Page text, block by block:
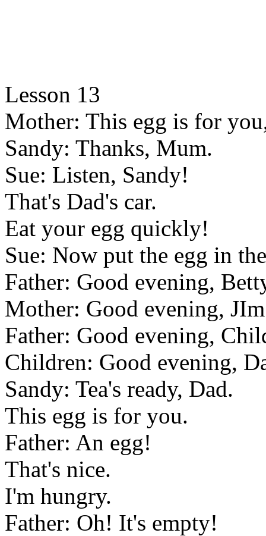
Lesson 13
Mother: This egg is for
Sandy: Thanks, Mum.
Sue: Listen, Sandy!
That's Dad's car.
Eat your egg quickly!
Sue: Now put the egg in
Father: Good evening,
Mother: Good evening,
Father: Good evening,
Children: Good evening,
Sandy: Tea's ready, Dad.
This egg is for you.
Father: An egg!
That's nice.
I'm hungry.
Father: Oh! It's empty!